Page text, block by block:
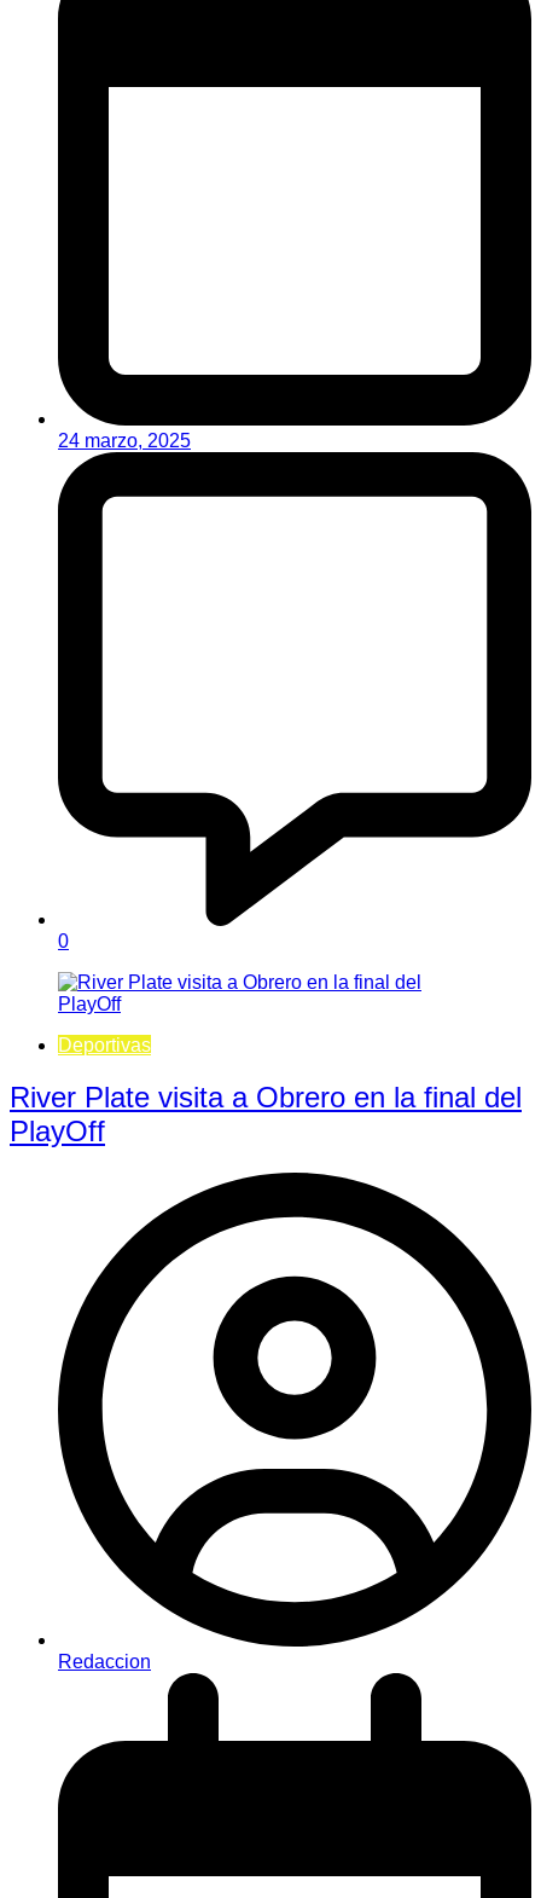
24 marzo, 2025
0
Deportivas
River Plate visita a Obrero en la final del
PlayOff
Redaccion